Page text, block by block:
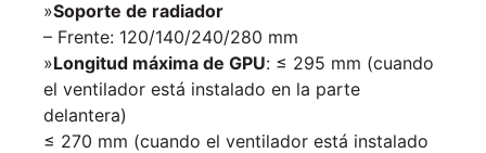
»Soporte de radiador
– Frente: 120/140/240/280 mm
»Longitud máxima de GPU: ≤ 295 mm (cuando
el ventilador está instalado en la parte
delantera)
≤ 270 mm (cuando el ventilador está instalado